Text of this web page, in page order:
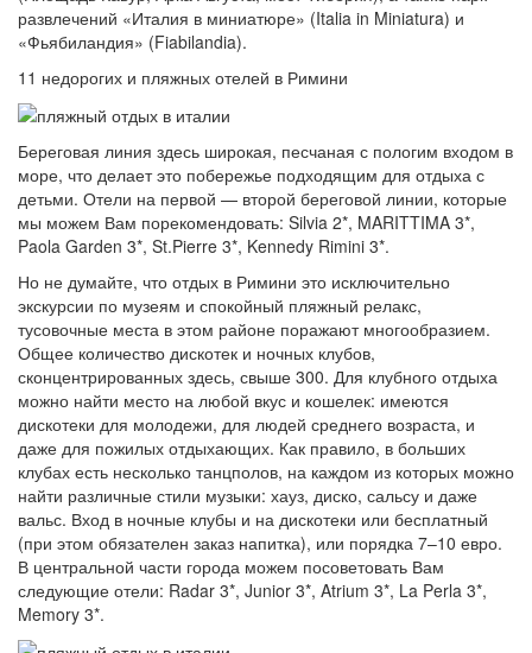
развлечений «Италия в миниатюре» (Italia in Miniatura) и
«Фьябиландия» (Fiabilandia).
11 недорогих и пляжных отелей в Римини
Береговая линия здесь широкая, песчаная с пологим входом в
море, что делает это побережье подходящим для отдыха с
детьми. Отели на первой — второй береговой линии, которые
мы можем Вам порекомендовать: Silvia 2*, MARITTIMA 3*,
Paola Garden 3*, St.Pierre 3*, Kennedy Rimini 3*.
Но не думайте, что отдых в Римини это исключительно
экскурсии по музеям и спокойный пляжный релакс,
тусовочные места в этом районе поражают многообразием.
Общее количество дискотек и ночных клубов,
сконцентрированных здесь, свыше 300. Для клубного отдыха
можно найти место на любой вкус и кошелек: имеются
дискотеки для молодежи, для людей среднего возраста, и
даже для пожилых отдыхающих. Как правило, в больших
клубах есть несколько танцполов, на каждом из которых можно
найти различные стили музыки: хауз, диско, сальсу и даже
вальс. Вход в ночные клубы и на дискотеки или бесплатный
(при этом обязателен заказ напитка), или порядка 7–10 евро.
В центральной части города можем посоветовать Вам
следующие отели: Radar 3*, Junior 3*, Atrium 3*, La Perla 3*,
Memory 3*.